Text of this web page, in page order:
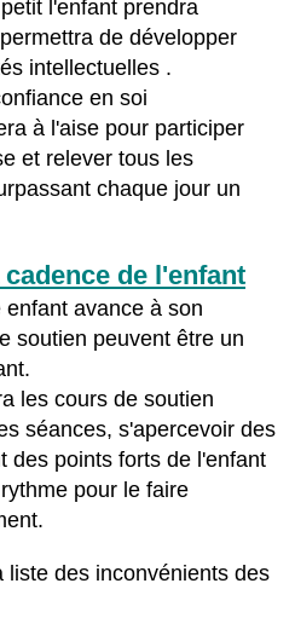
l'enfant prendra
de développer
intellectuelles .
en soi
à l'aise pour participer
et relever tous les
chaque jour un
de l'enfant
avance à son
soutien peuvent être un
les cours de soutien
séances, s'apercevoir des
des points forts de l'enfant
pour le faire
liste des inconvénients des